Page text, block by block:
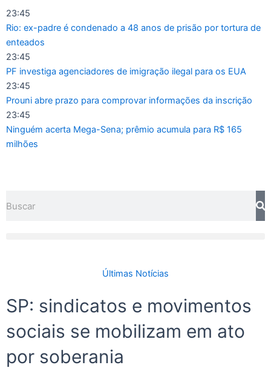
23:45
Rio: ex-padre é condenado a 48 anos de prisão por tortura de
enteados
23:45
PF investiga agenciadores de imigração ilegal para os EUA
23:45
Prouni abre prazo para comprovar informações da inscrição
23:45
Ninguém acerta Mega-Sena; prêmio acumula para R$ 165
milhões
Últimas Notícias
SP: sindicatos e movimentos
sociais se mobilizam em ato
por soberania